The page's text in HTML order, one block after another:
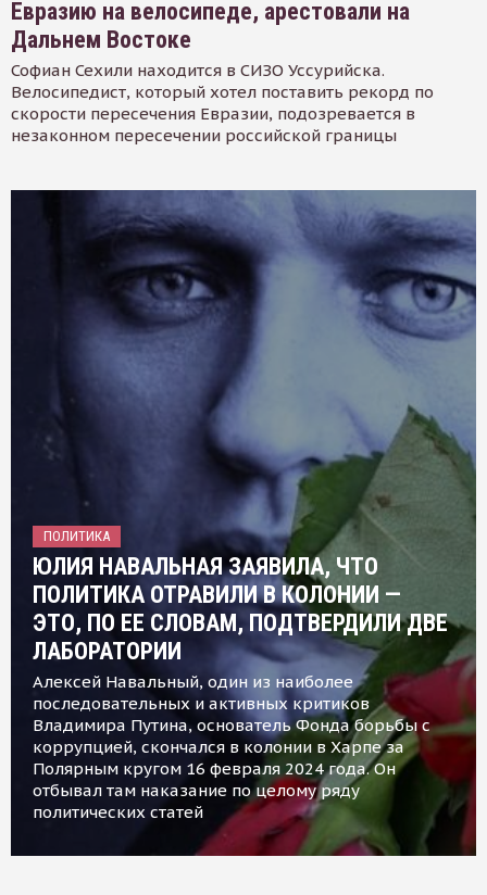
Евразию на велосипеде, арестовали на
Дальнем Востоке
Софиан Сехили находится в СИЗО Уссурийска.
Велосипедист, который хотел поставить рекорд по
скорости пересечения Евразии, подозревается в
незаконном пересечении российской границы
ПОЛИТИКА
ЮЛИЯ НАВАЛЬНАЯ ЗАЯВИЛА, ЧТО
ПОЛИТИКА ОТРАВИЛИ В КОЛОНИИ —
ЭТО, ПО ЕЕ СЛОВАМ, ПОДТВЕРДИЛИ ДВЕ
ЛАБОРАТОРИИ
Алексей Навальный, один из наиболее
последовательных и активных критиков
Владимира Путина, основатель Фонда борьбы с
коррупцией, скончался в колонии в Харпе за
Полярным кругом 16 февраля 2024 года. Он
отбывал там наказание по целому ряду
политических статей